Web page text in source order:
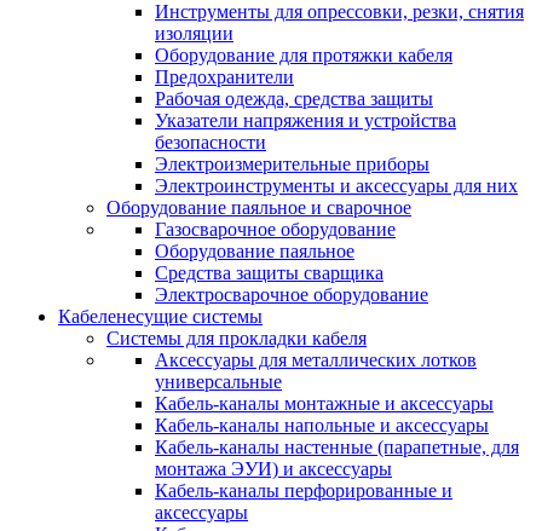
Инструменты для опрессовки, резки, снятия
изоляции
Оборудование для протяжки кабеля
Предохранители
Рабочая одежда, средства защиты
Указатели напряжения и устройства
безопасности
Электроизмерительные приборы
Электроинструменты и аксессуары для них
Оборудование паяльное и сварочное
Газосварочное оборудование
Оборудование паяльное
Средства защиты сварщика
Электросварочное оборудование
Кабеленесущие системы
Системы для прокладки кабеля
Аксессуары для металлических лотков
универсальные
Кабель-каналы монтажные и аксессуары
Кабель-каналы напольные и аксессуары
Кабель-каналы настенные (парапетные, для
монтажа ЭУИ) и аксессуары
Кабель-каналы перфорированные и
аксессуары